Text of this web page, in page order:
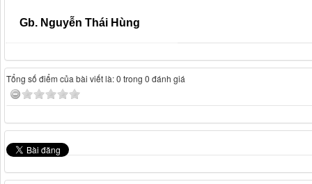
Gb. Nguyễn Thái Hùng
Tổng số điểm của bài viết là: 0 trong 0 đánh giá